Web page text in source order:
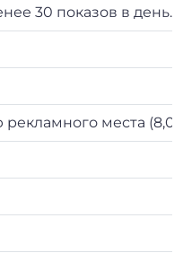
30 показов в день.
места